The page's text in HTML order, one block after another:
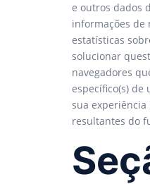
e outros dados
informações de
estatísticas
solucionar
navegadores
específico(s)
sua
resultantes do